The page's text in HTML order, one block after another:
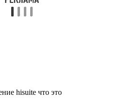
hisuite что это